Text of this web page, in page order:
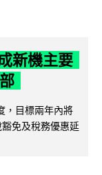
新機主要
，目標兩年內將
免及稅務優惠延